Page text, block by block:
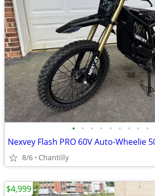
• • • • • • • • •
8/6 Chantilly
$4,999